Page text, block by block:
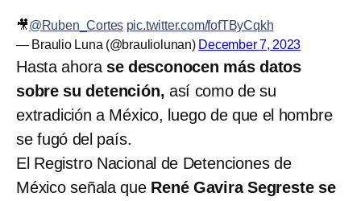
🎥@Ruben_Cortes pic.twitter.com/fofTByCqkh
— Braulio Luna (@brauliolunan) December 7, 2023
Hasta ahora se desconocen más datos
sobre su detención, así como de su
extradición a México, luego de que el hombre
se fugó del país.
El Registro Nacional de Detenciones de
México señala queRené Gavira Segreste se